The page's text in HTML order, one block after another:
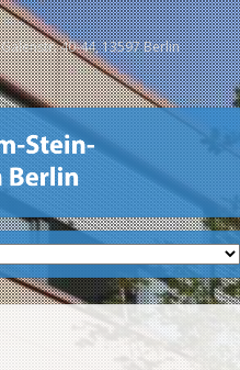
40-44, 13597 Berlin